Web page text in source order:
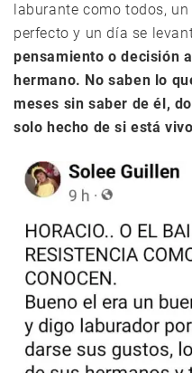
laburante como todos,
perfecto y un día se
pensamiento o decisión
hermano. No saben lo
meses sin saber de él,
solo hecho de si está